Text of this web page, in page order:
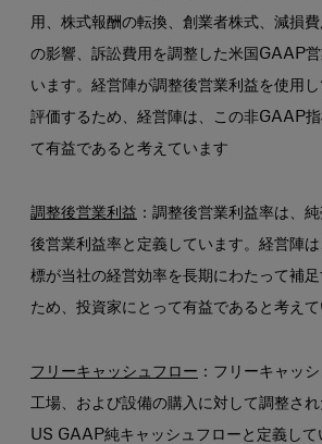
用、株式報酬の転換、創業者株式、減損
の影響、訴訟費用を調整した米国GAAP
います。経営陣が調整後営業利益を使用
評価するため、経営陣は、この非GAAP
て有益であると考えています
調整後営業利益 ：調整後営業利益率は、
後営業利益率と定義しています。経営陣
標が当社の経営効率を長期にわたって補
ため、投資家にとって有益であると考えて
フリーキャッシュフロー ：フリーキャッ
工場、および設備の購入に対して調整さ
US GAAP純キャッシュフローと定義して